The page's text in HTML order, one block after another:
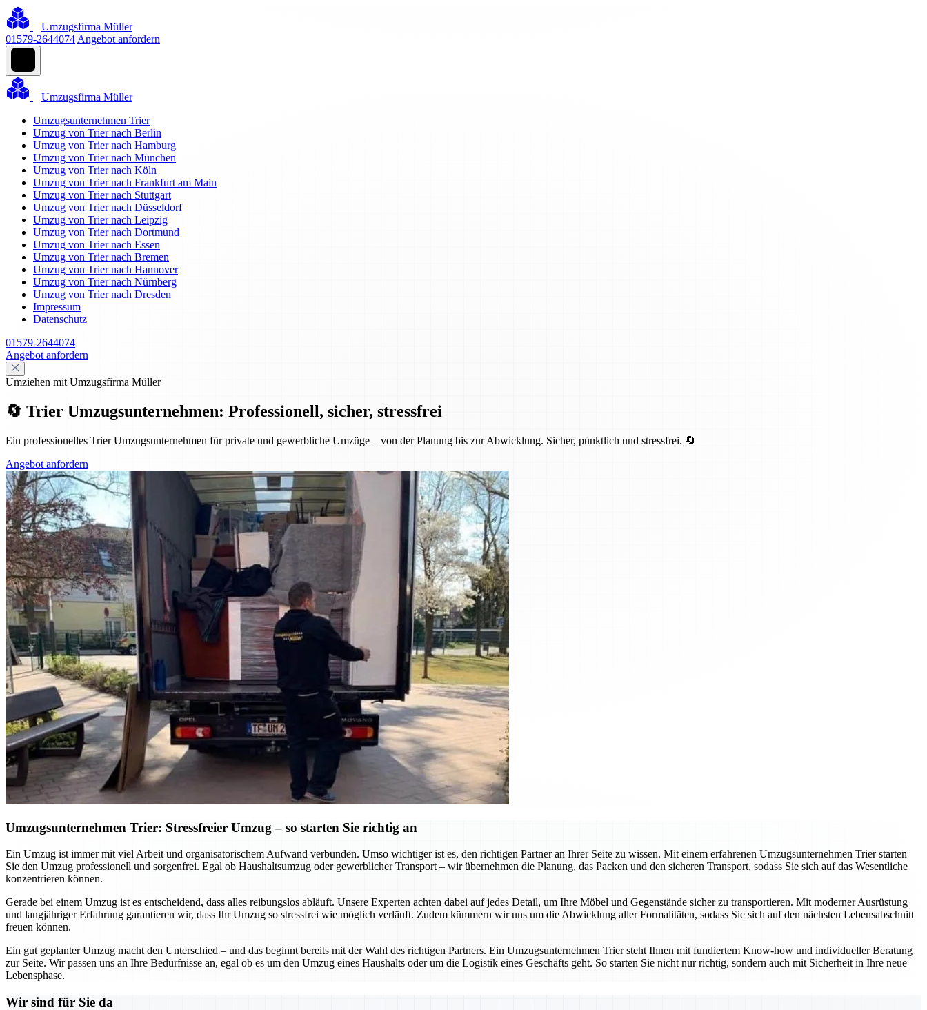
Umzugsfirma Müller
01579-2644074 Angebot anfordern
Umzugsfirma Müller
Umzugsunternehmen Trier
Umzug von Trier nach Berlin
Umzug von Trier nach Hamburg
Umzug von Trier nach München
Umzug von Trier nach Köln
Umzug von Trier nach Frankfurt am Main
Umzug von Trier nach Stuttgart
Umzug von Trier nach Düsseldorf
Umzug von Trier nach Leipzig
Umzug von Trier nach Dortmund
Umzug von Trier nach Essen
Umzug von Trier nach Bremen
Umzug von Trier nach Hannover
Umzug von Trier nach Nürnberg
Umzug von Trier nach Dresden
Impressum
Datenschutz
01579-2644074
Angebot anfordern
Umziehen mit Umzugsfirma Müller
🔄 Trier Umzugsunternehmen: Professionell, sicher, stressfrei
Ein professionelles Trier Umzugsunternehmen für private und gewerbliche Umzüge – von der Planung bis zur Abwicklung. Sicher, pünktlich und stressfrei. 🔄
Angebot anfordern
Umzugsunternehmen Trier: Stressfreier Umzug – so starten Sie richtig an
Ein Umzug ist immer mit viel Arbeit und organisatorischem Aufwand verbunden. Umso wichtiger ist es, den richtigen Partner an Ihrer Seite zu wissen. Mit einem erfahrenen Umzugsunternehmen Trier starten
Sie den Umzug professionell und sorgenfrei. Egal ob Haushaltsumzug oder gewerblicher Transport – wir übernehmen die Planung, das Packen und den sicheren Transport, sodass Sie sich auf das Wesentliche
konzentrieren können.
Gerade bei einem Umzug ist es entscheidend, dass alles reibungslos abläuft. Unsere Experten achten dabei auf jedes Detail, um Ihre Möbel und Gegenstände sicher zu transportieren. Mit moderner Ausrüstung
und langjähriger Erfahrung garantieren wir, dass Ihr Umzug so stressfrei wie möglich verläuft. Zudem kümmern wir uns um die Abwicklung aller Formalitäten, sodass Sie sich auf den nächsten Lebensabschnitt
freuen können.
Ein gut geplanter Umzug macht den Unterschied – und das beginnt bereits mit der Wahl des richtigen Partners. Ein Umzugsunternehmen Trier steht Ihnen mit fundiertem Know-how und individueller Beratung
zur Seite. Wir passen uns an Ihre Bedürfnisse an, egal ob es um den Umzug eines Haushalts oder um die Logistik eines Geschäfts geht. So starten Sie nicht nur richtig, sondern auch mit Sicherheit in Ihre neue
Lebensphase.
Wir sind für Sie da